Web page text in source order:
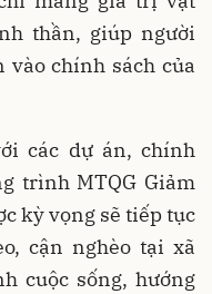
thần, giúp người
chính sách của
các dự án, chính
trình MTQG Giảm
kỳ vọng sẽ tiếp tục
cận nghèo tại xã
cuộc sống, hướng